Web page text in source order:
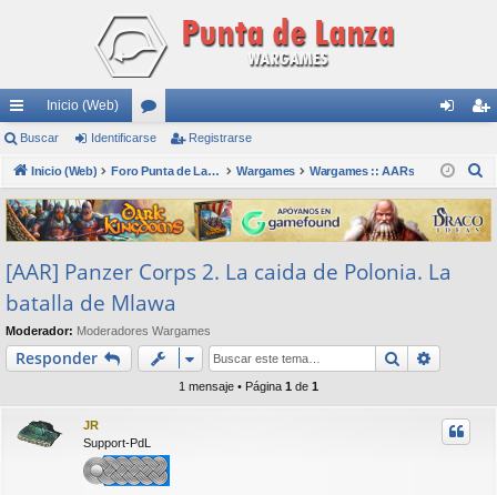
nl
ac
es
rá
pi
do
s
Inicio (Web)
or
os nti
fic
ar
se
ist
ra
rs
Buscar Identificarse Registrarse
Inicio (Web) Foro Punta de Lanza Wargames Wargames Wargames :: AARs
s
c
[AAR] Panzer Corps 2. La caida de Polonia. La
batalla de Mlawa
Moderador: Moderadores Wargames
Responder Buscar
1 mensaje • Página 1 de 1
JR
Support-PdL